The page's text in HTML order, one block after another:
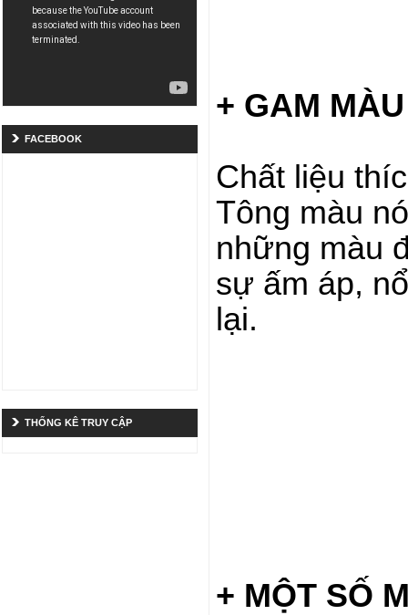
FACEBOOK
THỐNG KÊ TRUY CẬP
+ GAM
Chất liệu
Tông màu
những màu
sự ấm áp,
lại.
+ MỘT SỐ